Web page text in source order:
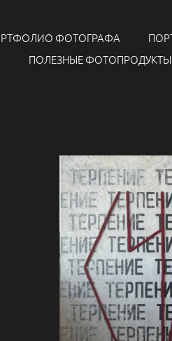
ФОТОГРАФА
ПОЛЕЗНЫЕ ФОТОПРОДУКТЫ